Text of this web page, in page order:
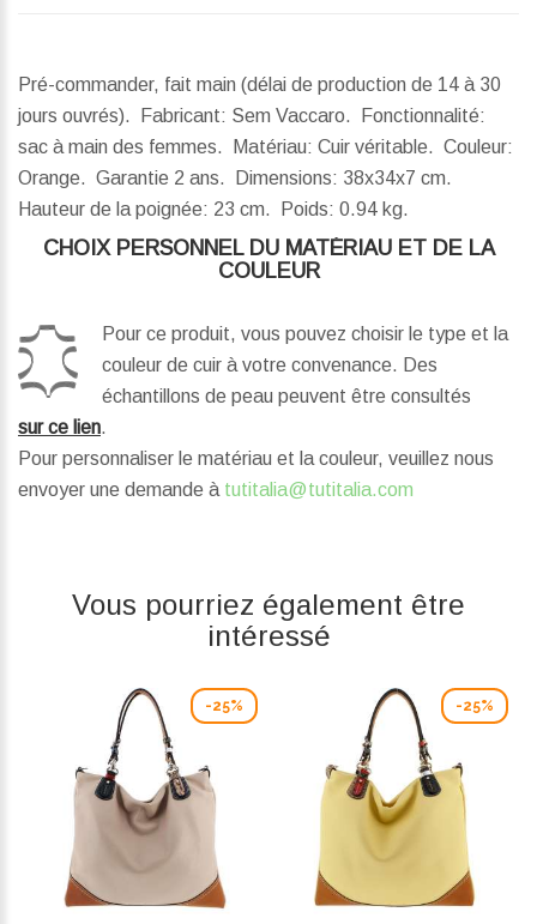
Pré-commander, fait main (délai de production de 14 à 30
jours ouvrés). Fabricant: Sem Vaccaro. Fonctionnalité:
sac à main des femmes. Matériau: Cuir véritable. Couleur:
Orange. Garantie 2 ans.
Dimensions: 38x34x7 cm.
Hauteur de la poignée: 23 cm. Poids: 0.94 kg.
CHOIX PERSONNEL DU MATÉRIAU ET DE LA
COULEUR
Pour ce produit, vous pouvez choisir le type et la
couleur de cuir à votre convenance. Des
échantillons de peau peuvent être consultés
sur ce lien.
Pour personnaliser le matériau et la couleur, veuillez nous
envoyer une demande à tutitalia@tutitalia.com
Vous pourriez également être
intéressé
-25% -25%